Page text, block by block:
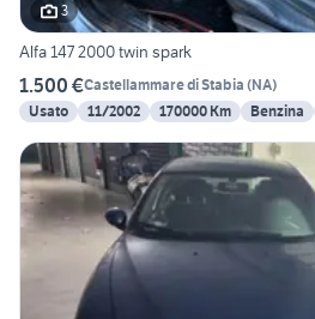
3
Alfa 147 2000 twin spark
1.500 €Castellammare di Stabia (NA)
Usato
11/2002 170000 Km Benzina